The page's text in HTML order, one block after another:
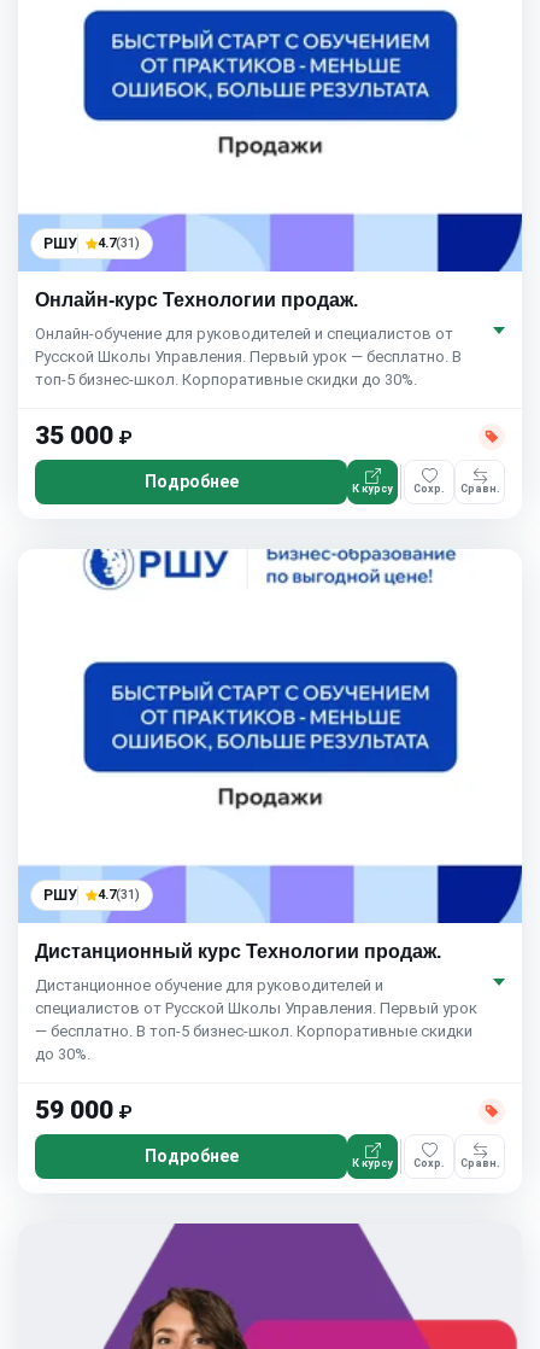
РШУ 4.7(31)
Онлайн-курс Технологии продаж.
Онлайн-обучение для руководителей и специалистов от
Русской Школы Управления. Первый урок — бесплатно. В
топ-5 бизнес-школ. Корпоративные скидки до 30%.
35 000 ₽
Подробнее К курсу Сохр. Сравн.
РШУ 4.7(31)
Дистанционный курс Технологии продаж.
Дистанционное обучение для руководителей и
специалистов от Русской Школы Управления. Первый урок
— бесплатно. В топ-5 бизнес-школ. Корпоративные скидки
до 30%.
59 000 ₽
Подробнее К курсу Сохр. Сравн.